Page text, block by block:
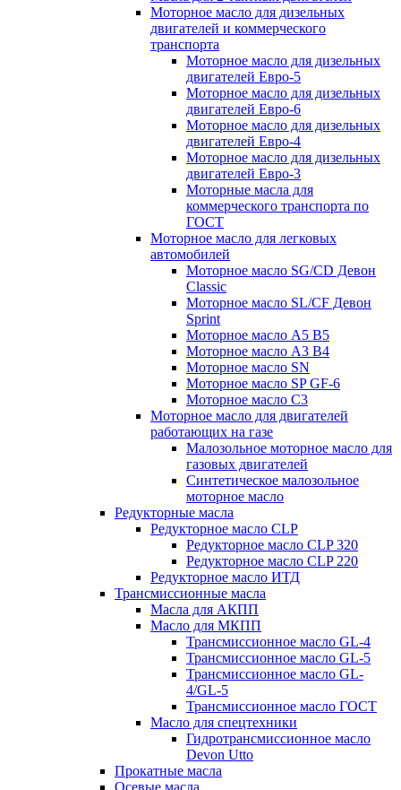
Моторное масло для дизельных
двигателей и коммерческого
транспорта
Моторное масло для дизельных
двигателей Евро-5
Моторное масло для дизельных
двигателей Евро-6
Моторное масло для дизельных
двигателей Евро-4
Моторное масло для дизельных
двигателей Евро-3
Моторные масла для
коммерческого транспорта по
ГОСТ
Моторное масло для легковых
автомобилей
Моторное масло SG/CD Девон
Classic
Моторное масло SL/CF Девон
Sprint
Моторное масло A5 B5
Моторное масло A3 B4
Моторное масло SN
Моторное масло SP GF-6
Моторное масло C3
Моторное масло для двигателей
работающих на газе
Малозольное моторное масло для
газовых двигателей
Синтетическое малозольное
моторное масло
Редукторные масла
Редукторное масло CLP
Редукторное масло CLP 320
Редукторное масло CLP 220
Редукторное масло ИТД
Трансмиссионные масла
Масла для АКПП
Масло для МКПП
Трансмиссионное масло GL-4
Трансмиссионное масло GL-5
Трансмиссионное масло GL-
4/GL-5
Трансмиссионное масло ГОСТ
Масло для спецтехники
Гидротрансмиссионное масло
Devon Utto
Прокатные масла
Осевые масла